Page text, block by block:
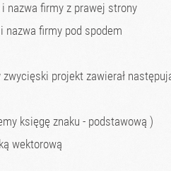
i nazwa firmy z prawej strony
nazwa firmy pod spodem
zwycięski projekt zawierał
księgę znaku - podstawową )
wektorową